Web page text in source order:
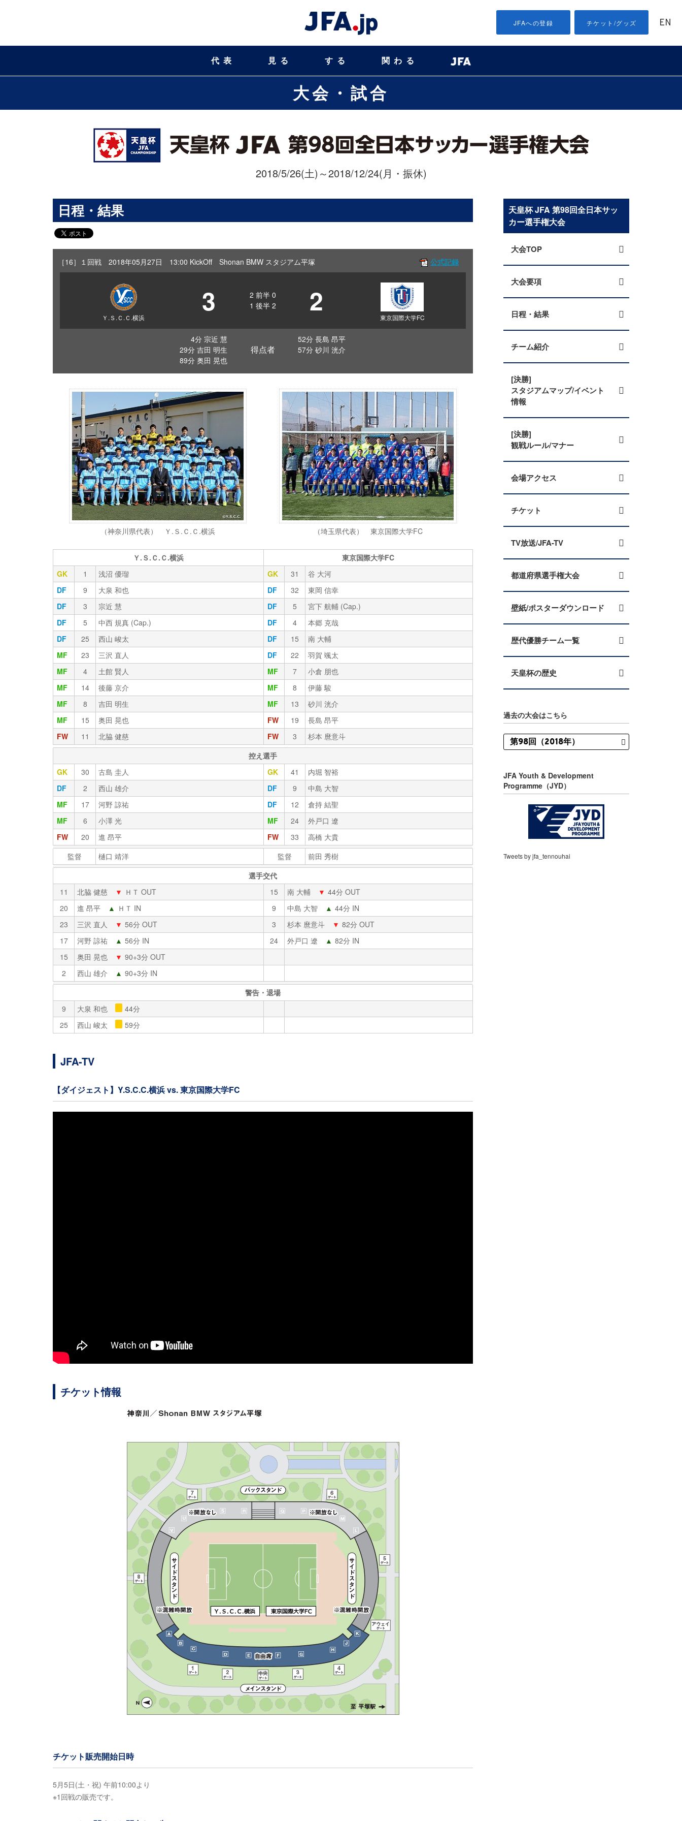
JFAへの登録 チケット/グッズ EN
代表 見る する 関わる
大会・試合
2018/5/26(土)～2018/12/24(月・振休)
日程・結果
［16］１回戦 2018年05月27日 13:00 KickOff Shonan BMW スタジアム平塚 公式記録
Ｙ.Ｓ.Ｃ.Ｃ.横浜 3 2 前半 0
1 後半 2 2 東京国際大学FC
4分 宗近 慧
29分 吉田 明生
89分 奥田 晃也
得点者
52分 長島 昂平
57分 砂川 洸介
（神奈川県代表） Ｙ.Ｓ.Ｃ.Ｃ.横浜 （埼玉県代表） 東京国際大学FC
Ｙ.Ｓ.Ｃ.Ｃ.横浜
東京国際大学FC
GK
1 浅沼 優瑠 GK 31
谷 大河
DF
9 大泉 和也 DF 32
東岡 信幸
DF
3 宗近 慧 DF 5
宮下 航輔 (Cap.)
DF
5 中西 規真 (Cap.) DF 4
本郷 克哉
DF
25 西山 峻太 DF 15
南 大輔
MF
23 三沢 直人 DF 22
羽賀 颯太
MF
4 土館 賢人 MF 7
小倉 朋也
MF
14 後藤 京介 MF 8
伊藤 駿
MF
8 吉田 明生 MF 13
砂川 洸介
MF
15 奥田 晃也 FW 19
長島 昂平
FW
11 北脇 健慈 FW 3
杉本 麿意斗
控え選手
GK
30 古島 圭人 GK 41
内堀 智裕
DF
2 西山 雄介 DF 9
中島 大智
MF
17 河野 諒祐 DF 12
倉持 結聖
MF
6 小澤 光 MF 24
外戸口 遼
FW
20 進 昂平 FW 33
高橋 大貴
監督
樋口 靖洋 監督
前田 秀樹
選手交代
11
北脇 健慈 ▼ ＨＴ OUT 15 南 大輔 ▼ 44分 OUT
20
進 昂平 ▲ ＨＴ IN 9 中島 大智 ▲ 44分 IN
23
三沢 直人 ▼ 56分 OUT 3 杉本 麿意斗 ▼ 82分 OUT
17
河野 諒祐 ▲ 56分 IN 24 外戸口 遼 ▲ 82分 IN
15
奥田 晃也 ▼ 90+3分 OUT
2
西山 雄介 ▲ 90+3分 IN
警告・退場
9
大泉 和也
44分
25
西山 峻太 59分
JFA-TV
【ダイジェスト】Y.S.C.C.横浜 vs. 東京国際大学FC
チケット情報
チケット販売開始日時
5月5日(土・祝) 午前10:00より
※1回戦の販売です。
天皇杯 JFA 第98回全日本サッ
カー選手権大会
大会TOP
大会要項
日程・結果
チーム紹介
[決勝]
スタジアムマップ/イベント
情報
[決勝]
観戦ルール/マナー
会場アクセス
チケット
TV放送/JFA-TV
都道府県選手権大会
壁紙/ポスターダウンロード
歴代優勝チーム一覧
天皇杯の歴史
過去の大会はこちら
JFA Youth & Development
Programme（JYD）
Tweets by jfa_tennouhai